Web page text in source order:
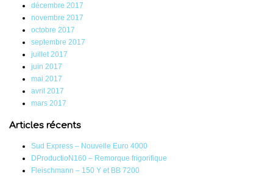
décembre 2017
novembre 2017
octobre 2017
septembre 2017
juillet 2017
juin 2017
mai 2017
avril 2017
mars 2017
Articles récents
Sud Express – Nouvelle Euro 4000
DProductioN160 – Remorque frigorifique
Fleischmann – 150 Y et BB 7200